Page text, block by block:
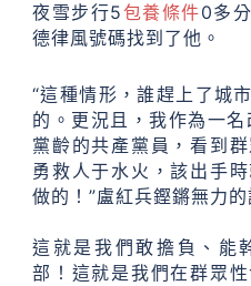
夜雪步行5包養條件0多
德律風號碼找到了他。
“這種情形，誰趕上了城
的。更況且，我作為一
黨齡的共產黨員，看到
勇救人于水火，該出手
做的！”盧紅兵鏗鏘無力
這就是我們敢擔負、能
部！這就是我們在群眾